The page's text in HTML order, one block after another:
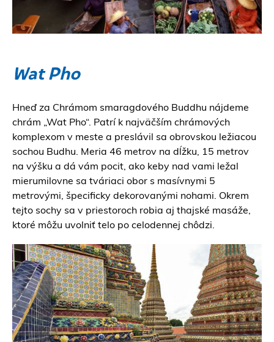
Wat Pho
Hneď za Chrámom smaragdového Buddhu nájdeme
chrám „Wat Pho“. Patrí k najväčším chrámových
komplexom v meste a preslávil sa obrovskou ležiacou
sochou Budhu. Meria 46 metrov na dĺžku, 15 metrov
na výšku a dá vám pocit, ako keby nad vami ležal
mierumilovne sa tváriaci obor s masívnymi 5
metrovými, špecificky dekorovanými nohami. Okrem
tejto sochy sa v priestoroch robia aj thajské masáže,
ktoré môžu uvolniť telo po celodennej chôdzi.